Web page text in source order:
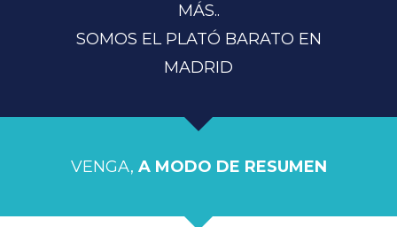
MÁS..
SOMOS EL PLATÓ BARATO EN
MADRID
VENGA, A MODO DE RESUMEN